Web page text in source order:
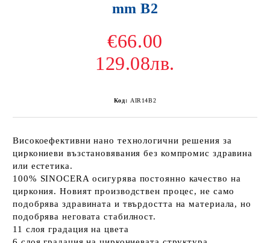
mm B2
€66.00
129.08лв.
Код: AIR14B2
Високоефективни нано технологични решения за
циркониеви възстановявания без компромис здравина
или естетика.
100% SINOCERA осигурява постоянно качество на
циркония. Новият производствен процес, не само
подобрява здравината и твърдостта на материала, но
подобрява неговата стабилност.
11 слоя градация на цвета